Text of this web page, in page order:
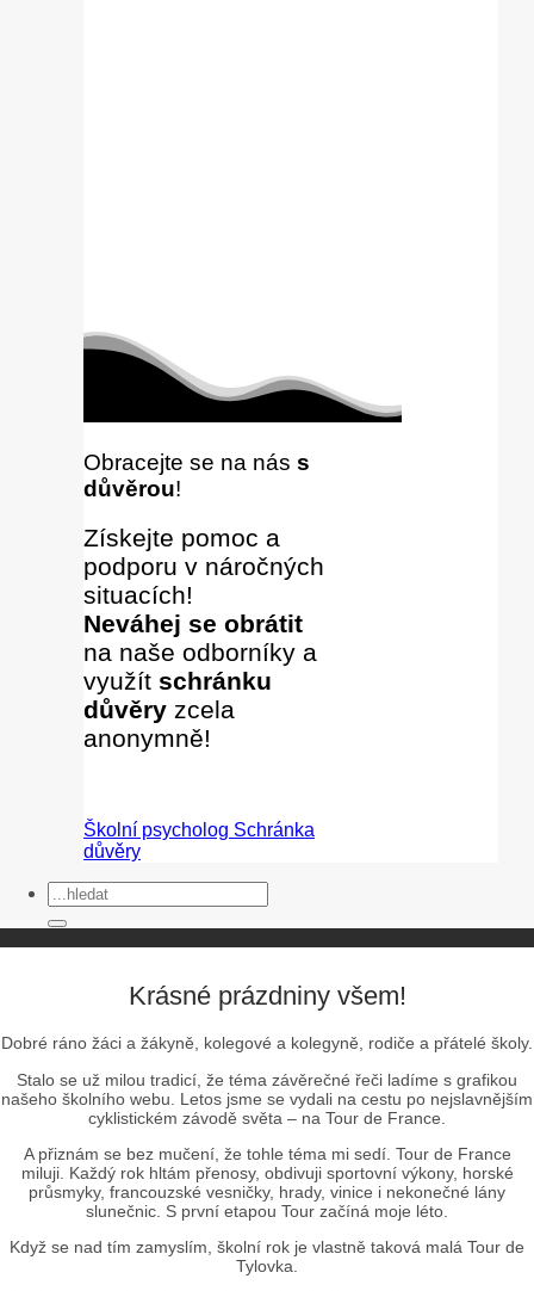
Obracejte se na nás s
důvěrou!
Získejte pomoc a
podporu v náročných
situacích!
Neváhej se obrátit
na naše odborníky a
využít schránku
důvěry zcela
anonymně!
Školní psycholog Schránka
důvěry
Krásné prázdniny všem!
Dobré ráno žáci a žákyně, kolegové a kolegyně, rodiče a přátelé školy.
Stalo se už milou tradicí, že téma závěrečné řeči ladíme s grafikou
našeho školního webu. Letos jsme se vydali na cestu po nejslavnějším
cyklistickém závodě světa – na Tour de France.
A přiznám se bez mučení, že tohle téma mi sedí. Tour de France
miluji. Každý rok hltám přenosy, obdivuji sportovní výkony, horské
průsmyky, francouzské vesničky, hrady, vinice i nekonečné lány
slunečnic. S první etapou Tour začíná moje léto.
Když se nad tím zamyslím, školní rok je vlastně taková malá Tour de
Tylovka.